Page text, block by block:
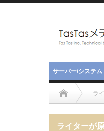
サーバー/システム
ラ
ライターが